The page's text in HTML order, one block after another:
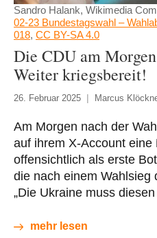
Sandro Halank, Wikimedia
02-23 Bundestagswahl –
018, CC BY-SA 4.0
Die CDU am
Weiter kriegsbereit!
26. Februar 2025 Marcus
Am Morgen nach der
auf ihrem X-Account
offensichtlich als erste
die nach einem Wahlsieg
„Die Ukraine muss
mehr lesen